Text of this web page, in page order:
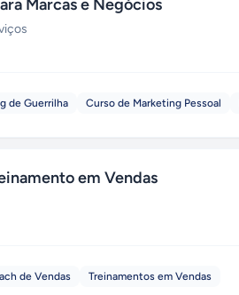
Marcas e Negócios
de Guerrilha Curso de Marketing Pessoal
em Vendas
de Vendas Treinamentos em Vendas